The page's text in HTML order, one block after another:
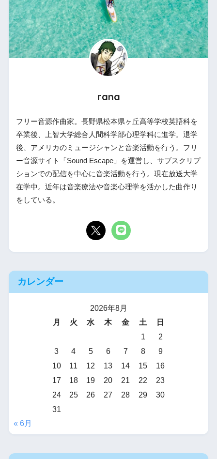
rana
フリー音源作曲家。長野県松本県ヶ丘高等学校英語科を
卒業後、上智大学総合人間科学部心理学科に進学。退学
後、アメリカのミュージシャンと音楽活動を行う。フリ
ー音源サイト「Sound Escape」を運営し、サブスクリプ
ションでの配信を中心に音楽活動を行う。現在放送大学
在学中。近年は音楽療法や音楽心理学を活かした曲作り
をしている。
カレンダー
2026年8月
月
火 水 木 金 土
日
1
2
3
4 5 6 7 8
9
10
11 12 13 14 15
16
17
18 19 20 21 22
23
24
25 26 27 28 29
30
31
« 6月